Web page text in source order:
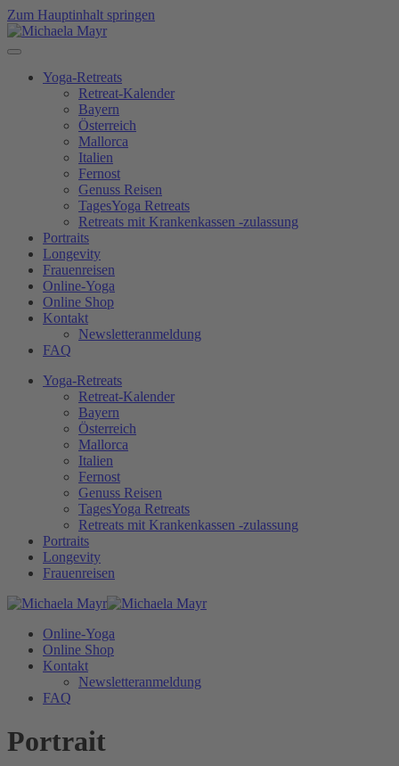
Zum Hauptinhalt springen
Yoga-Retreats
Retreat-Kalender
Bayern
Österreich
Mallorca
Italien
Fernost
Genuss Reisen
TagesYoga Retreats
Retreats mit Krankenkassen -zulassung
Portraits
Longevity
Frauenreisen
Online-Yoga
Online Shop
Kontakt
Newsletteranmeldung
FAQ
Yoga-Retreats
Retreat-Kalender
Bayern
Österreich
Mallorca
Italien
Fernost
Genuss Reisen
TagesYoga Retreats
Retreats mit Krankenkassen -zulassung
Portraits
Longevity
Frauenreisen
Online-Yoga
Online Shop
Kontakt
Newsletteranmeldung
FAQ
Portrait